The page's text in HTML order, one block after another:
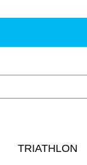
TRIATHLON